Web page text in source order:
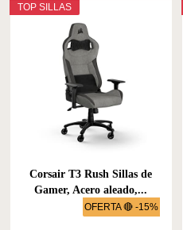
OFERTA 🔴 -15%
TOP SILLAS
Corsair T3 Rush Sillas de
Gamer, Acero aleado,...